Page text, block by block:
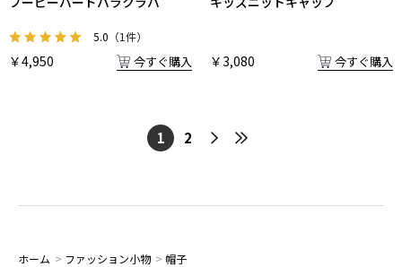
5.0 （1件）
￥4,950 今すぐ購入 ￥3,080 今すぐ購入
1 2
ホーム > ファッション小物 > 帽子